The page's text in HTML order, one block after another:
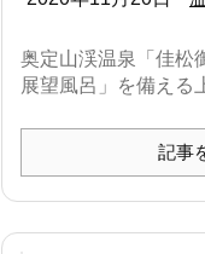
奥定山渓温泉「佳松
展望風呂」を備える
記事